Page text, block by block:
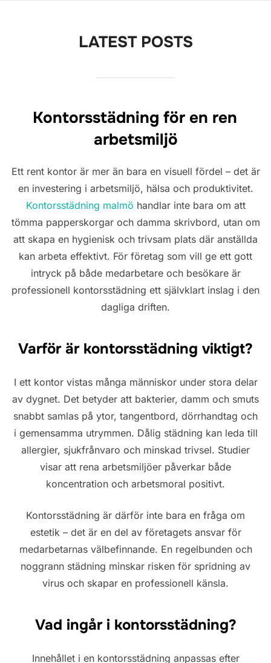
LATEST POSTS
Kontorsstädning för en ren
arbetsmiljö
Ett rent kontor är mer än bara en visuell fördel – det är
en investering i arbetsmiljö, hälsa och produktivitet.
Kontorsstädning malmö handlar inte bara om att
tömma papperskorgar och damma skrivbord, utan om
att skapa en hygienisk och trivsam plats där anställda
kan arbeta effektivt. För företag som vill ge ett gott
intryck på både medarbetare och besökare är
professionell kontorsstädning ett självklart inslag i den
dagliga driften.
Varför är kontorsstädning viktigt?
I ett kontor vistas många människor under stora delar
av dygnet. Det betyder att bakterier, damm och smuts
snabbt samlas på ytor, tangentbord, dörrhandtag och
i gemensamma utrymmen. Dålig städning kan leda till
allergier, sjukfrånvaro och minskad trivsel. Studier
visar att rena arbetsmiljöer påverkar både
koncentration och arbetsmoral positivt.
Kontorsstädning är därför inte bara en fråga om
estetik – det är en del av företagets ansvar för
medarbetarnas välbefinnande. En regelbunden och
noggrann städning minskar risken för spridning av
virus och skapar en professionell känsla.
Vad ingår i kontorsstädning?
Innehållet i en kontorsstädning anpassas efter